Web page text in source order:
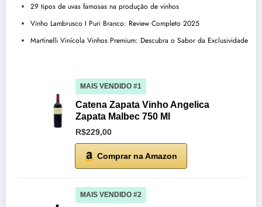
29 tipos de uvas famosas na produção de vinhos
Vinho Lambrusco I Puri Branco: Review Completo 2025
Martinelli Vinícola Vinhos Premium: Descubra o Sabor da Exclusividade
MAIS VENDIDO #1
Catena Zapata Vinho Angelica
Zapata Malbec 750 Ml
R$229,00
Comprar na Amazon
MAIS VENDIDO #2